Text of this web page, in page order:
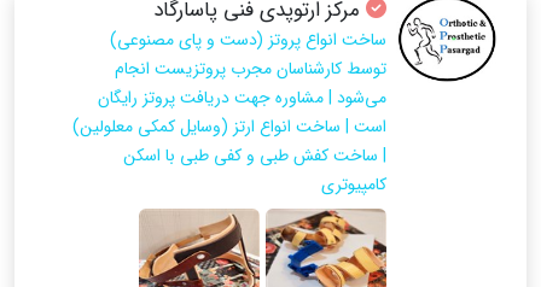
مرکز ارتوپدی فنی پاسارگاد
ساخت انواع پروتز (دست و پای مصنوعی)
توسط کارشناسان مجرب پروتزیست انجام
می‌شود | مشاوره جهت دریافت پروتز رایگان
است | ساخت انواع ارتز (وسایل کمکی معلولین)
| ساخت کفش طبی و کفی طبی با اسکن
کامپیوتری